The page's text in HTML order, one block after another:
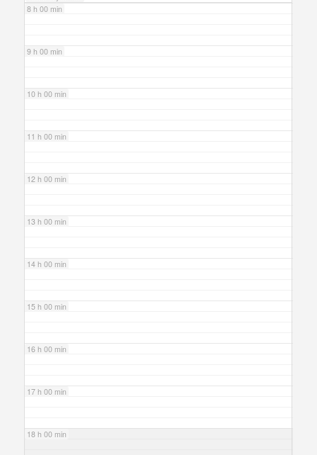
8 h 00 min
9 h 00 min
10 h 00 min
11 h 00 min
12 h 00 min
13 h 00 min
14 h 00 min
15 h 00 min
16 h 00 min
17 h 00 min
18 h 00 min